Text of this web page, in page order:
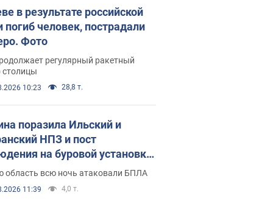
в результате российской
погиб человек, пострадали
Фото
регулярный ракетный
столицы
10:23 28,8 т.
поразила Ильский и
НПЗ и пост
на буровой установке
Генштаб раскрыл детали.
видео
область всю ночь атаковали БПЛА
11:39 4,0 т.